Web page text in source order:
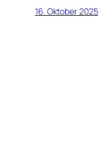
16. Oktober 2025